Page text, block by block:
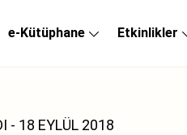
e-Kütüphane Etkinlikler
- 18 EYLÜL 2018